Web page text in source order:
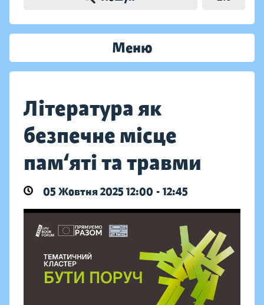
Меню
Література як
безпечне місце
пам‘яті та травми
05 Жовтня 2025 12:00 - 12:45